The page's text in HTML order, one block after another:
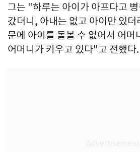
그는 "하루는 아이가 아프다고
갔더니, 아내는 없고 아이만 있
문에 아이를 돌볼 수 없어서 어머
어머니가 키우고 있다"고 전했다.